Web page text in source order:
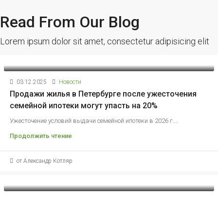
Read From Our Blog
Lorem ipsum dolor sit amet, consectetur adipisicing elit
03.12.2025 Новости
Продажи жилья в Петербурге после ужесточения
семейной ипотеки могут упасть на 20%
Ужесточение условий выдачи семейной ипотеки в 2026 г....
Продолжить чтение
от Александр Котляр